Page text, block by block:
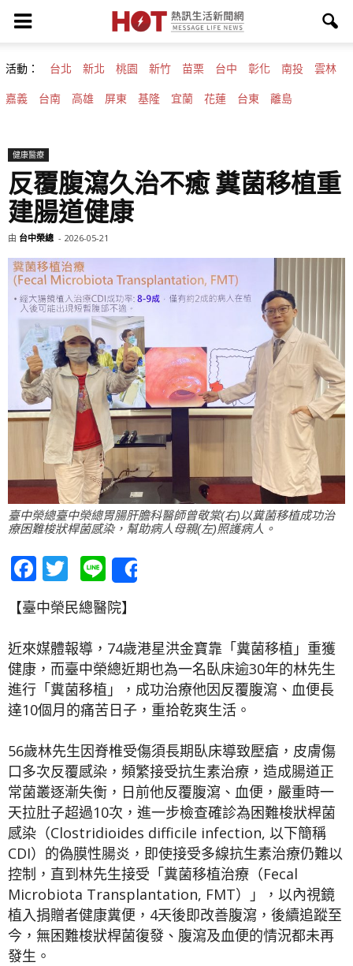
活動： 台北 新北 桃園 新竹 苗栗 台中 彰化 南投 雲林
嘉義 台南 高雄 屏東 基隆 宜蘭 花蓮 台東 離島
健康醫療
反覆腹瀉久治不癒 糞菌移植重
建腸道健康
由 台中榮總 - 2026-05-21
臺中榮總臺中榮總胃腸肝膽科醫師曾敬棠(右)以糞菌移植成功治
療困難梭狀桿菌感染，幫助病人母親(左)照護病人。
Facebook
Twitter
Line
【臺中榮民總醫院】
近來媒體報導，74歲港星洪金寶靠「糞菌移植」重獲
健康，而臺中榮總近期也為一名臥床逾30年的林先生
進行「糞菌移植」，成功治療他因反覆腹瀉、血便長
達10個月的痛苦日子，重拾乾爽生活。
56歲林先生因脊椎受傷須長期臥床導致壓瘡，皮膚傷
口多次反覆感染，頻繁接受抗生素治療，造成腸道正
常菌叢逐漸失衡，日前他反覆腹瀉、血便，嚴重時一
天拉肚子超過10次，進一步檢查確診為困難梭狀桿菌
感染（Clostridioides difficile infection, 以下簡稱
CDI）的偽膜性腸炎，即使接受多線抗生素治療仍難以
控制，直到林先生接受「糞菌移植治療（Fecal
Microbiota Transplantation, FMT）」，以內視鏡
植入捐贈者健康糞便，4天後即改善腹瀉，後續追蹤至
今，無困難梭狀桿菌復發、腹瀉及血便的情況都未再
發生。